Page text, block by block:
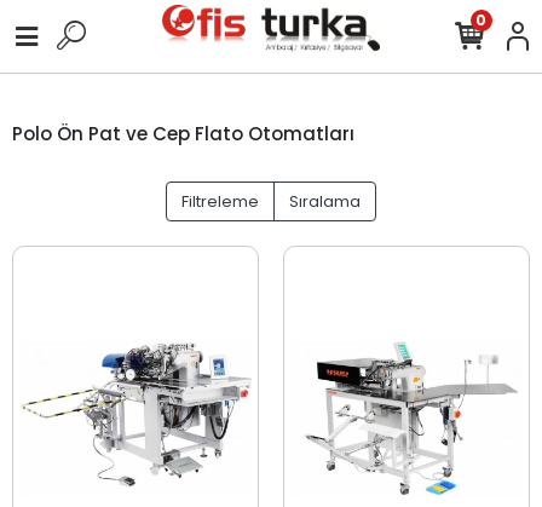
0
Polo Ön Pat ve Cep Flato Otomatları
Filtreleme Sıralama